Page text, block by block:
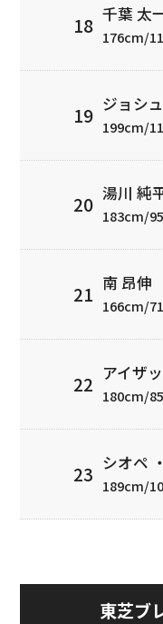
千葉 太
176cm/
ジョシ
199cm/
湯川 純
183cm/
南 昂伸
166cm/
アイザ
180cm/
シオペ
189cm/
東芝ブ